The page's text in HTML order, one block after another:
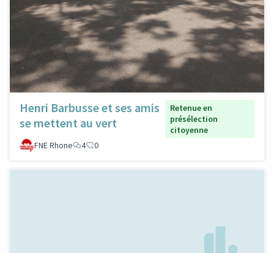
Henri Barbusse et ses amis
se mettent au vert
Retenue en
présélection
citoyenne
FNE Rhone
4 0